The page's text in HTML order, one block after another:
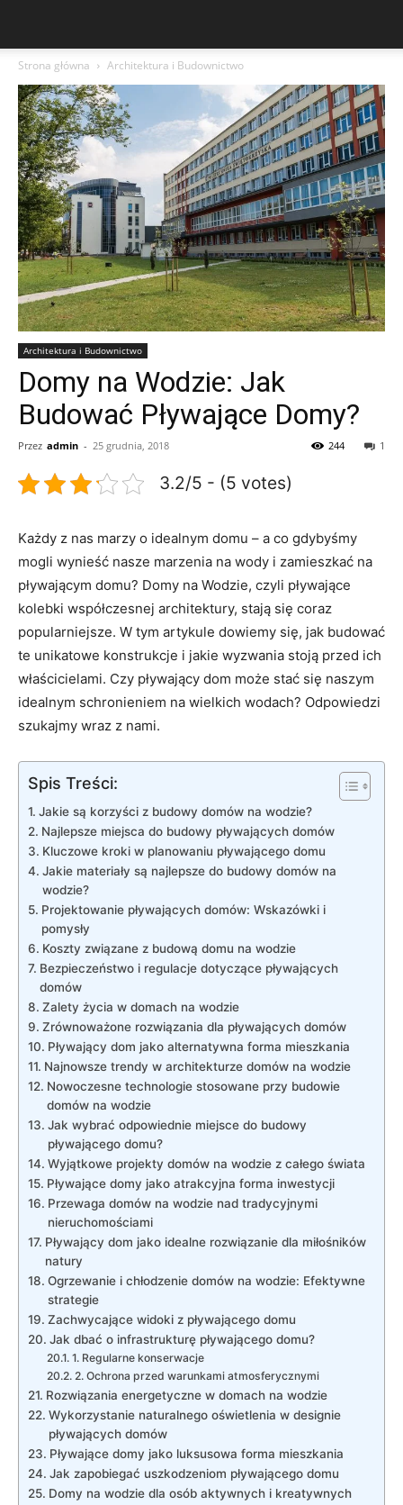
Strona główna Architektura i Budownictwo
Architektura i Budownictwo
Domy na Wodzie: Jak
Budować Pływające Domy?
Przez admin - 25 grudnia, 2018 1
244
3.2/5 - (5 votes)
Każdy z nas marzy o idealnym domu – a co gdybyśmy
mogli wynieść nasze marzenia na wody i‍ zamieszkać na
pływającym domu? ‌Domy na Wodzie, czyli pływające
kolebki współczesnej architektury, ⁣stają się coraz⁣
popularniejsze. W tym‍ artykule dowiemy się, jak budować
te unikatowe konstrukcje i jakie wyzwania stoją przed⁢ ich
właścicielami. Czy pływający dom może ⁣stać się ​naszym
idealnym‍ schronieniem na wielkich wodach? Odpowiedzi
szukajmy wraz​ z nami.
Spis Treści:
Jakie są korzyści z budowy domów na wodzie?
Najlepsze miejsca do budowy pływających domów
Kluczowe kroki w planowaniu pływającego domu
Jakie materiały są najlepsze ⁢do budowy domów na
wodzie?
Projektowanie pływających domów: Wskazówki i
pomysły
Koszty‌ związane z budową domu na wodzie
Bezpieczeństwo i regulacje dotyczące​ pływających
domów
Zalety życia w domach na wodzie
Zrównoważone rozwiązania dla pływających domów
Pływający dom jako alternatywna ⁣forma mieszkania
Najnowsze trendy ⁢w architekturze domów ​na wodzie
Nowoczesne technologie ‍stosowane przy budowie
domów na wodzie
Jak wybrać odpowiednie miejsce do‍ budowy
pływającego domu?
Wyjątkowe projekty domów na wodzie z całego świata
Pływające domy jako atrakcyjna forma inwestycji
Przewaga domów na wodzie nad tradycyjnymi
nieruchomościami
Pływający dom jako idealne rozwiązanie dla miłośników
natury
Ogrzewanie i chłodzenie domów na wodzie: Efektywne
strategie
Zachwycające widoki z pływającego ⁢domu
Jak dbać o infrastrukturę pływającego domu?
1. Regularne konserwacje
2. Ochrona przed warunkami atmosferycznymi
Rozwiązania energetyczne w domach na wodzie
Wykorzystanie naturalnego oświetlenia w designie
pływających domów
Pływające ‌domy jako luksusowa forma mieszkania
Jak zapobiegać uszkodzeniom‍ pływającego ⁤domu
Domy na wodzie dla osób ​aktywnych ⁢i kreatywnych